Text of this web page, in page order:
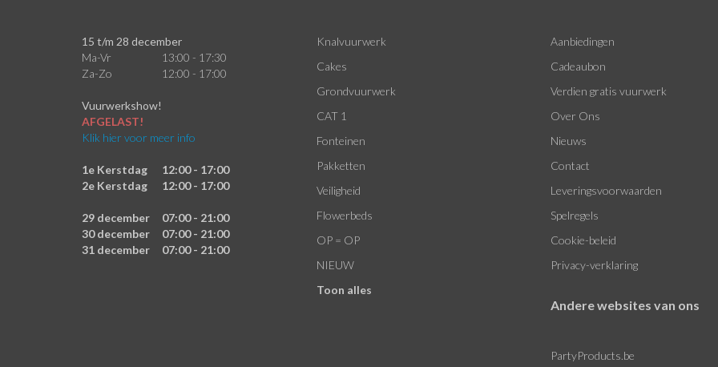
15 t/m 28 december
Ma-Vr
13:00 - 17:30
Za-Zo
12:00 - 17:00
Vuurwerkshow!
AFGELAST!
Klik hier voor meer info
1e Kerstdag
12:00 - 17:00
2e Kerstdag
12:00 - 17:00
29 december
07:00 - 21:00
30 december
07:00 - 21:00
31 december
07:00 - 21:00
Knalvuurwerk
Cakes
Grondvuurwerk
CAT 1
Fonteinen
Pakketten
Veiligheid
Flowerbeds
OP = OP
NIEUW
Toon alles
Aanbiedingen
Cadeaubon
Verdien gratis vuurwerk
Over Ons
Nieuws
Contact
Leveringsvoorwaarden
Spelregels
Cookie-beleid
Privacy-verklaring
Andere websites van ons
PartyProducts.be